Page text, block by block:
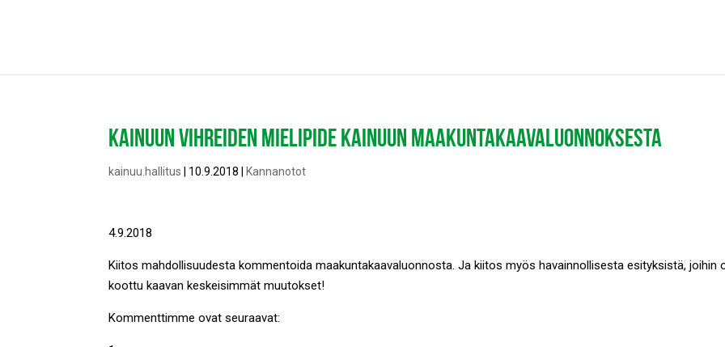
KAINUUN VIHREIDEN MIELIPIDE KAINUUN MAAKUNTAKAAVALUONNOKSESTA
kainuu.hallitus 10.9.2018 Kannanotot
4.9.2018
Kiitos mahdollisuudesta kommentoida maakuntakaavaluonnosta. Ja kiitos myös havainnollisesta esityksistä, joihin
koottu kaavan keskeisimmät muutokset!
Kommenttimme ovat seuraavat: